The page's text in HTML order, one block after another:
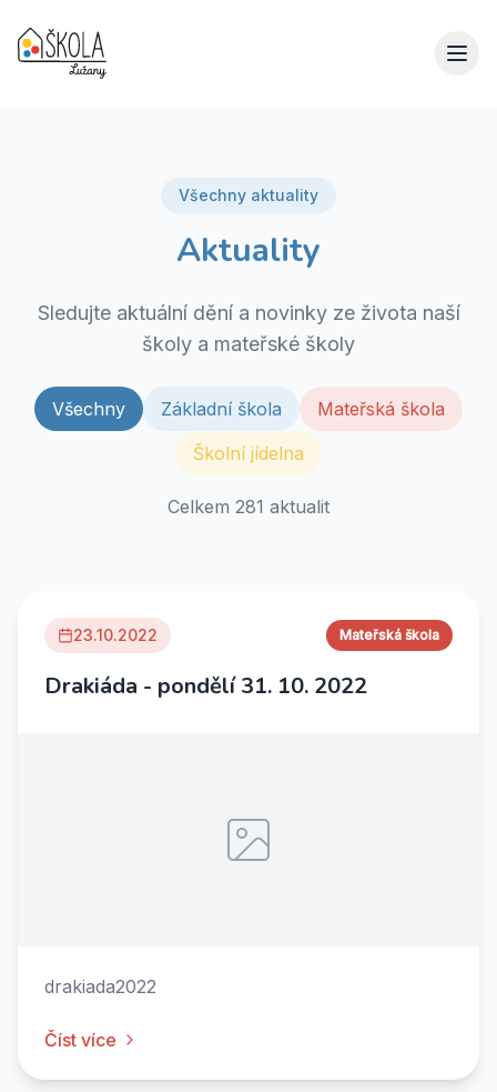
Všechny aktuality
Aktuality
Sledujte aktuální dění a novinky ze života naší
školy a mateřské školy
Všechny Základní škola
Mateřská škola
Školní jídelna
Celkem 281 aktualit
23.10.2022 Mateřská škola
Drakiáda - pondělí 31. 10. 2022
drakiada2022
Číst více